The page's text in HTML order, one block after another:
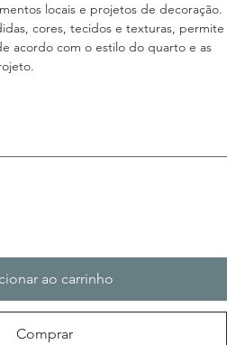
locais e projetos de decoração.
cores, tecidos e texturas, permite
acordo com o estilo do quarto e as
ao carrinho
Comprar